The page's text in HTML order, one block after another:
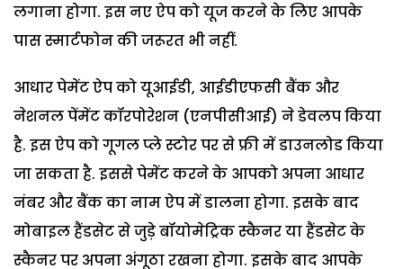
लगाना होगा. इस नए ऐप को यूज करने के लिए आपके
पास स्मार्टफोन की जरूरत भी नहीं.
आधार पेमेंट ऐप को यूआईडी, आईडीएफसी बैंक और
नेशनल पेंमेंट कॉरपोरेशन (एनपीसीआई) ने डेवलप किया
है. इस ऐप को गूगल प्ले स्टोर पर से फ्री में डाउनलोड किया
जा सकता है. इससे पेमेंट करने के आपको अपना आधार
नंबर और बैंक का नाम ऐप में डालना होगा. इसके बाद
मोबाइल हैंडसेट से जुड़े बॉयोमेट्रिक स्कैनर या हैंडसेट के
स्कैनर पर अपना अंगूठा रखना होगा. इसके बाद आपके